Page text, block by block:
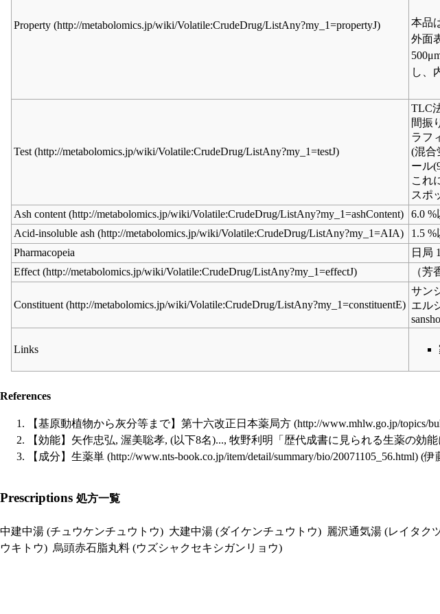
Property
本品
外面
し、
Test
TLC
間振
ラフ
(混合
ール
これ
スポ
Ash content
6.0 %
Acid-insoluble ash
1.5
Pharmacopeia
日局
Effect
（芳
Constituent
サン
エル
Links
References
【基原動植物から灰分等まで】 第十六改正日本薬局方
【効能】矢作忠弘, 渥美聡孝, (以下8名)..., 牧野利明「歴代成書に見られる生薬の効
【成分】 生薬単 (伊
Prescriptions 処方一覧
中建中湯 (チュウケンチュウトウ) 大建中湯 (ダイケンチュウトウ) 麗沢通気湯 (レイタク
ウキトウ) 烏頭赤石脂丸料 (ウズシャクセキシガンリョウ)